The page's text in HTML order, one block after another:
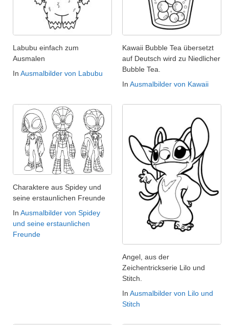
Labubu einfach zum
Ausmalen
In Ausmalbilder von Labubu
Kawaii Bubble Tea übersetzt
auf Deutsch wird zu Niedlicher
Bubble Tea.
In Ausmalbilder von Kawaii
Charaktere aus Spidey und
seine erstaunlichen Freunde
In Ausmalbilder von Spidey
und seine erstaunlichen
Freunde
Angel, aus der
Zeichentrickserie Lilo und
Stitch.
In Ausmalbilder von Lilo und
Stitch